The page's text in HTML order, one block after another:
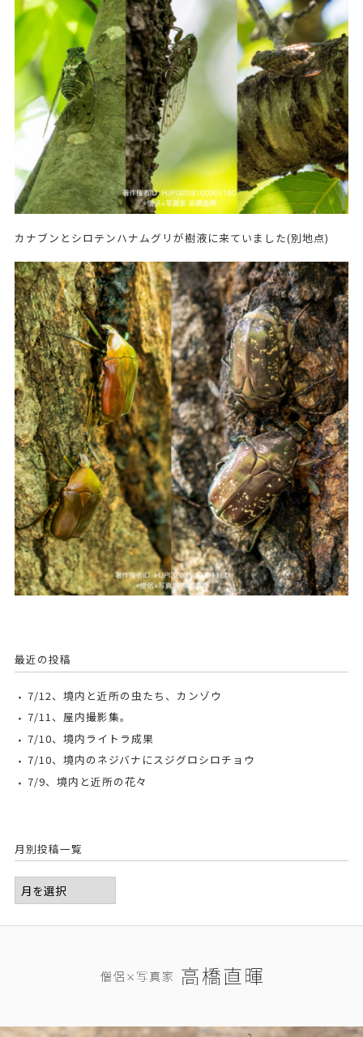
カナブンとシロテンハナムグリが樹液に来ていました(別地点)
最近の投稿
7/12、境内と近所の虫たち、カンゾウ
7/11、屋内撮影集。
7/10、境内ライトラ成果
7/10、境内のネジバナにスジグロシロチョウ
7/9、境内と近所の花々
月別投稿一覧